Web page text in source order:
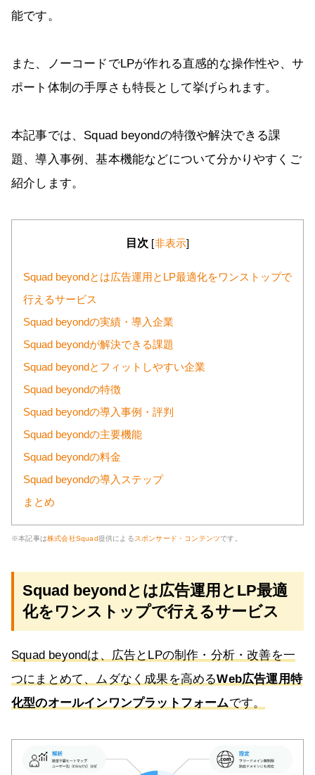
能です。
また、ノーコードでLPが作れる直感的な操作性や、サ
ポート体制の手厚さも特長として挙げられます。
本記事では、Squad beyondの特徴や解決できる課
題、導入事例、基本機能などについて分かりやすくご
紹介します。
目次 [非表示]
Squad beyondとは広告運用とLP最適化をワンストップで
行えるサービス
Squad beyondの実績・導入企業
Squad beyondが解決できる課題
Squad beyondとフィットしやすい企業
Squad beyondの特徴
Squad beyondの導入事例・評判
Squad beyondの主要機能
Squad beyondの料金
Squad beyondの導入ステップ
まとめ
※本記事は株式会社Squad提供によるスポンサード・コンテンツです。
Squad beyondとは広告運用とLP最適
化をワンストップで行えるサービス
Squad beyondは、広告とLPの制作・分析・改善を一
つにまとめて、ムダなく成果を高めるWeb広告運用特
化型のオールインワンプラットフォームです。